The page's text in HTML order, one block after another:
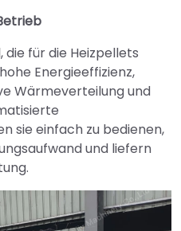
für die Heizpellets
Energieeffizienz,
Wärmeverteilung und
sie einfach zu bedienen,
und liefern